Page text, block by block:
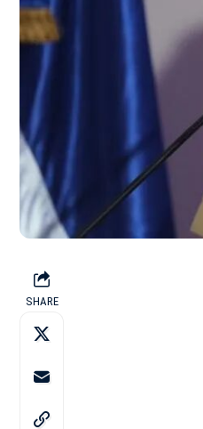
SHARE